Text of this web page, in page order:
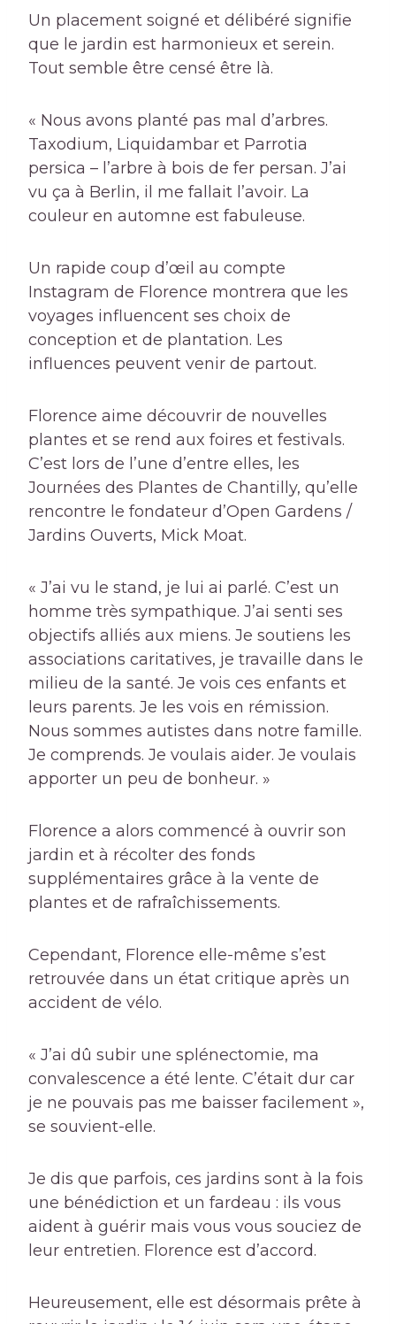
Un placement soigné et délibéré signifie
que le jardin est harmonieux et serein.
Tout semble être censé être là.
« Nous avons planté pas mal d’arbres.
Taxodium, Liquidambar et Parrotia
persica – l’arbre à bois de fer persan. J’ai
vu ça à Berlin, il me fallait l’avoir. La
couleur en automne est fabuleuse.
Un rapide coup d’œil au compte
Instagram de Florence montrera que les
voyages influencent ses choix de
conception et de plantation. Les
influences peuvent venir de partout.
Florence aime découvrir de nouvelles
plantes et se rend aux foires et festivals.
C’est lors de l’une d’entre elles, les
Journées des Plantes de Chantilly, qu’elle
rencontre le fondateur d’Open Gardens /
Jardins Ouverts, Mick Moat.
« J’ai vu le stand, je lui ai parlé. C’est un
homme très sympathique. J’ai senti ses
objectifs alliés aux miens. Je soutiens les
associations caritatives, je travaille dans le
milieu de la santé. Je vois ces enfants et
leurs parents. Je les vois en rémission.
Nous sommes autistes dans notre famille.
Je comprends. Je voulais aider. Je voulais
apporter un peu de bonheur. »
Florence a alors commencé à ouvrir son
jardin et à récolter des fonds
supplémentaires grâce à la vente de
plantes et de rafraîchissements.
Cependant, Florence elle-même s’est
retrouvée dans un état critique après un
accident de vélo.
« J’ai dû subir une splénectomie, ma
convalescence a été lente. C’était dur car
je ne pouvais pas me baisser facilement »,
se souvient-elle.
Je dis que parfois, ces jardins sont à la fois
une bénédiction et un fardeau : ils vous
aident à guérir mais vous vous souciez de
leur entretien. Florence est d’accord.
Heureusement, elle est désormais prête à